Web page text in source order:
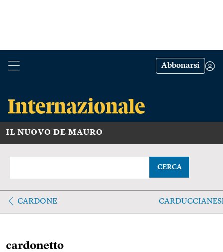
Abbonarsi
IL NUOVO DE MAURO
CERCA
CARDONE
cardonetto